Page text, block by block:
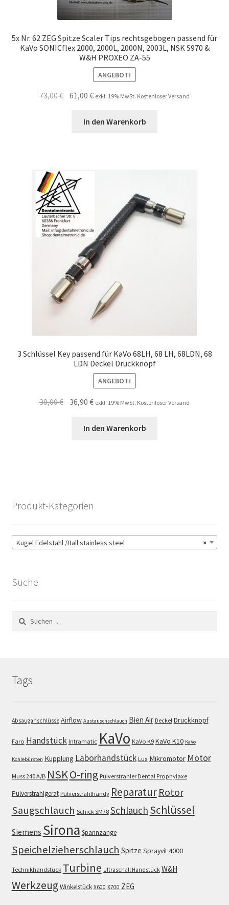
5x Nr. 62 ZEG Spitze Scaler Tips rechtsgebogen passend für
KaVo SONICflex 2000, 2000L, 2000N, 2003L, NSK S970 &
W&H PROXEO ZA-55
ANGEBOT!
73,00€ Ursprünglicher
61,00€Aktueller
ist:
exkl. 19% MwSt. Kostenloser Versand
In den Warenkorb
3 Schlüssel Key passend für KaVo 68LH, 68 LH, 68LDN, 68
LDN Deckel Druckknopf
ANGEBOT!
38,00€ Ursprünglicher
36,90€Aktueller
ist:
exkl. 19% MwSt. Kostenloser Versand
In den Warenkorb
Produkt-Kategorien
×
Kugel Edelstahl /Ball stainless steel
Suche
Suchen
nach:
Tags
Absauganschlüsse Airflow Austauschschlauch Bien Air Deckel Druckknopf
Faro Handstück Intramatic KaVo KaVo K9 KaVo K10 KaVo
Kohlebürsten Kupplung Laborhandstück Lux Mikromotor Motor
Muss 240 A/B NSKO-ring Pulverstrahler Dental Prophylaxe
Pulverstrahlgerät Pulverstrahlhandy Reparatur Rotor
Saugschlauch Schick SM78 Schlauch Schlüssel
Siemens Sirona Spannzange
Speichelzieherschlauch Spitze Sprayvit 4000
Technikhandstück Turbine Ultraschall Handstück W&H
WerkzeugWinkelstück X600 X700 ZEG